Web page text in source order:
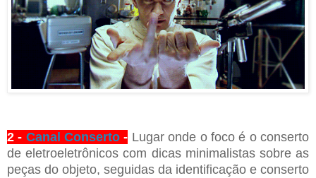
2 - Canal Conserto - Lugar onde o foco é o conserto
de eletroeletrônicos com dicas minimalistas sobre as
peças do objeto, seguidas da identificação e conserto